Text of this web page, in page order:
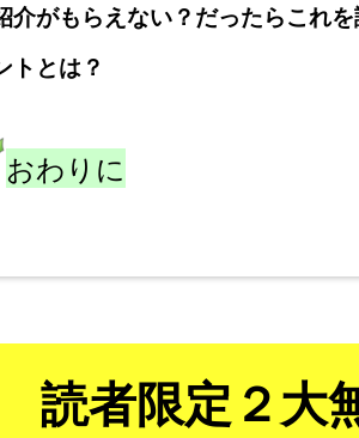
介がもらえない？だったらこれ
トとは？
おわりに
読者限定２大